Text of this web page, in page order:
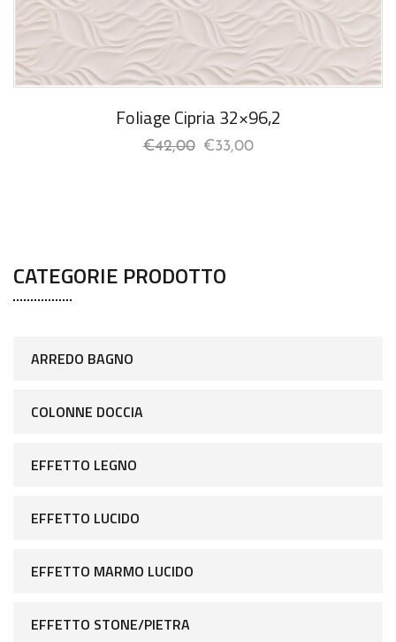
Foliage Cipria 32×96,2
€42,00 €33,00
CATEGORIE PRODOTTO
ARREDO BAGNO
COLONNE DOCCIA
EFFETTO LEGNO
EFFETTO LUCIDO
EFFETTO MARMO LUCIDO
EFFETTO STONE/PIETRA